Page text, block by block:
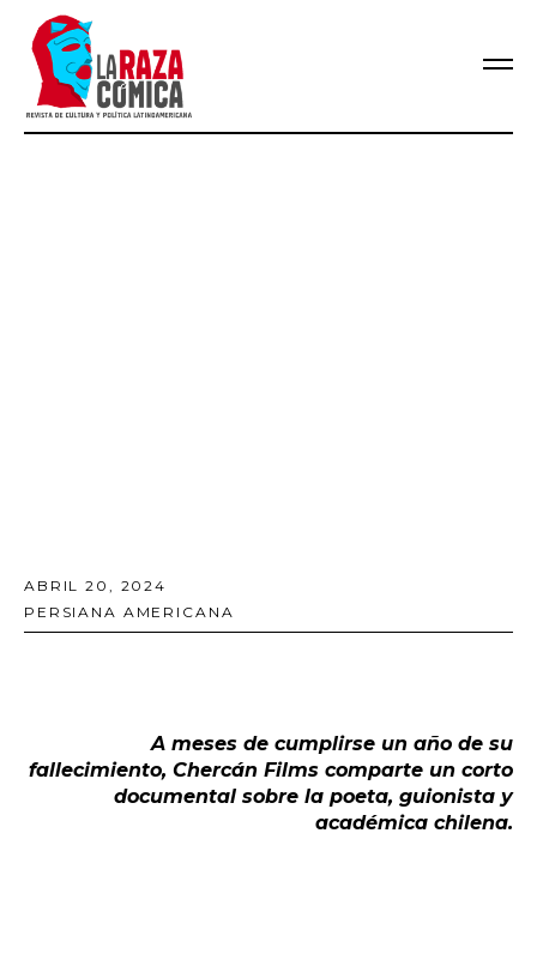
ABRIL 20, 2024
PERSIANA AMERICANA
A meses de cumplirse un año de su
fallecimiento, Chercán Films comparte un corto
documental sobre la poeta, guionista y
académica chilena.